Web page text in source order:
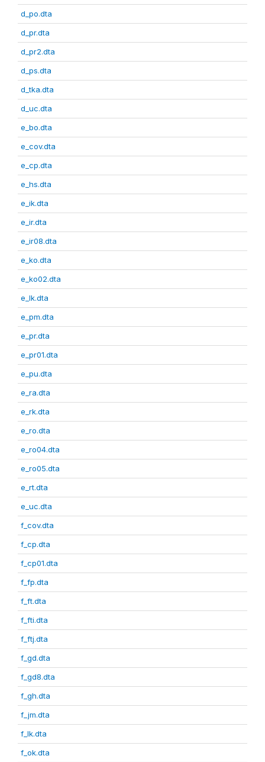
d_po.dta
d_pr.dta
d_pr2.dta
d_ps.dta
d_tka.dta
d_uc.dta
e_bo.dta
e_cov.dta
e_cp.dta
e_hs.dta
e_ik.dta
e_ir.dta
e_ir08.dta
e_ko.dta
e_ko02.dta
e_lk.dta
e_pm.dta
e_pr.dta
e_pr01.dta
e_pu.dta
e_ra.dta
e_rk.dta
e_ro.dta
e_ro04.dta
e_ro05.dta
e_rt.dta
e_uc.dta
f_cov.dta
f_cp.dta
f_cp01.dta
f_fp.dta
f_ft.dta
f_fti.dta
f_ftj.dta
f_gd.dta
f_gd8.dta
f_gh.dta
f_jm.dta
f_lk.dta
f_ok.dta